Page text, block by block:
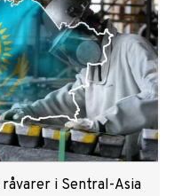
i Sentral-Asia